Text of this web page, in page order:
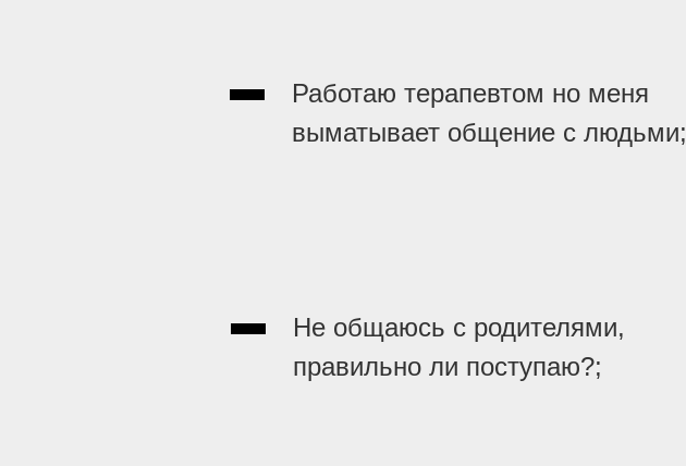
Работаю терапевтом но меня
выматывает общение с людьми;
Не общаюсь с родителями,
правильно ли поступаю?;